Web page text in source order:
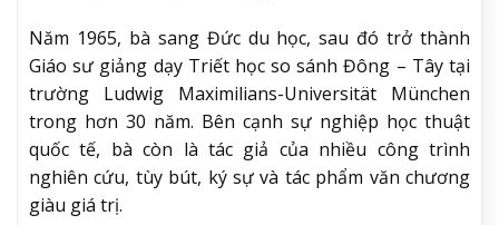
Năm 1965, bà sang Đức du học, sau đó trở thành
Giáo sư giảng dạy Triết học so sánh Đông – Tây tại
trường Ludwig Maximilians-Universität München
trong hơn 30 năm. Bên cạnh sự nghiệp học thuật
quốc tế, bà còn là tác giả của nhiều công trình
nghiên cứu, tùy bút, ký sự và tác phẩm văn chương
giàu giá trị.